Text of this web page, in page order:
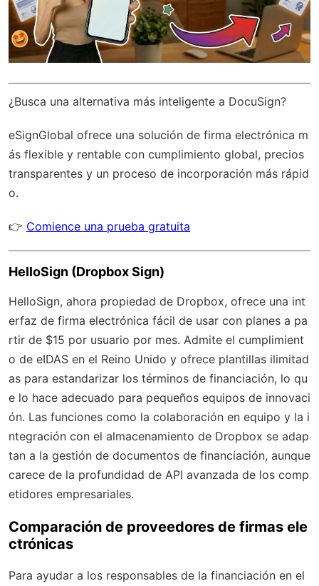
¿Busca una alternativa más inteligente a DocuSign?
eSignGlobal ofrece una solución de firma electrónica m
ás flexible y rentable con cumplimiento global, precios
transparentes y un proceso de incorporación más rápid
o.
👉 Comience una prueba gratuita
HelloSign (Dropbox Sign)
HelloSign, ahora propiedad de Dropbox, ofrece una int
erfaz de firma electrónica fácil de usar con planes a pa
rtir de $15 por usuario por mes. Admite el cumplimient
o de eIDAS en el Reino Unido y ofrece plantillas ilimitad
as para estandarizar los términos de financiación, lo qu
e lo hace adecuado para pequeños equipos de innovaci
ón. Las funciones como la colaboración en equipo y la i
ntegración con el almacenamiento de Dropbox se adap
tan a la gestión de documentos de financiación, aunque
carece de la profundidad de API avanzada de los comp
etidores empresariales.
Comparación de proveedores de firmas ele
ctrónicas
Para ayudar a los responsables de la financiación en el